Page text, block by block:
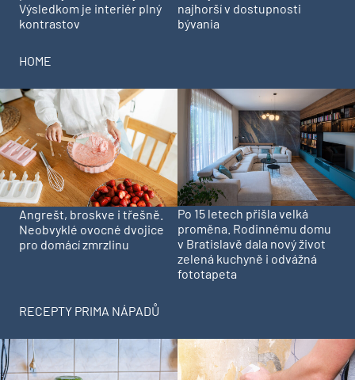
Výsledkom je interiér plný
kontrastov
najhorší v dostupnosti
bývania
HOME
Angrešt, broskve i třešně.
Neobvyklé ovocné dvojice
pro domácí zmrzlinu
Po 15 letech přišla velká
proměna. Rodinnému domu
v Bratislavě dala nový život
zelená kuchyně i odvážná
fototapeta
RECEPTY PRIMA NÁPADŮ